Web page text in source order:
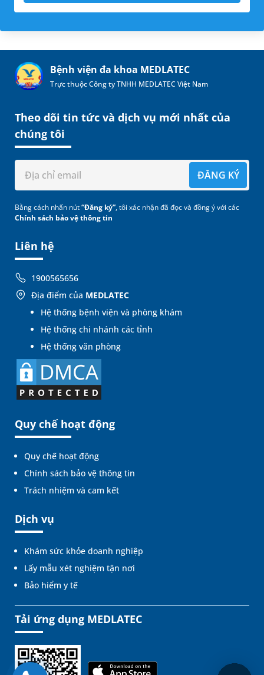
Bệnh viện đa khoa MEDLATEC
Trực thuộc Công ty TNHH MEDLATEC Việt Nam
Liên hệ
1900565656
Địa điểm của MEDLATEC
Hệ thống bệnh viện và phòng khám
Hệ thống chi nhánh các tỉnh
Hệ thống văn phòng
Quy chế hoạt động
Quy chế hoạt động
Chính sách bảo vệ thông tin
Trách nhiệm và cam kết
Dịch vụ
Khám sức khỏe doanh nghiệp
Lấy mẫu xét nghiệm tận nơi
Bảo hiểm y tế
Theo dõi tin tức và dịch vụ mới nhất của
chúng tôi
ĐĂNG KÝ
Bằng cách nhấn nút“Đăng ký”, tôi xác nhận đã đọc và đồng ý với các
Chính sách bảo vệ thông tin
Tải ứng dụng MEDLATEC